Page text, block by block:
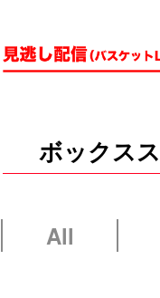
ボックス
All